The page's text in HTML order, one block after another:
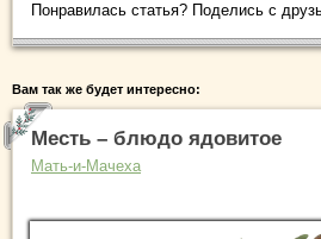
Понравилась статья? Поделись с
Вам так же будет интересно:
Месть – блюдо ядовитое
Мать-и-Мачеха